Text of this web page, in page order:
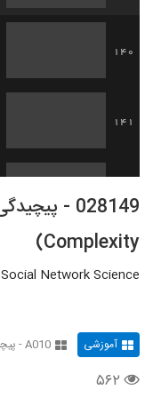
140
141
144
Complexity)
Social Network Science
آموزشی A010 - پیچیدگی (Complexity)
۵۶۲